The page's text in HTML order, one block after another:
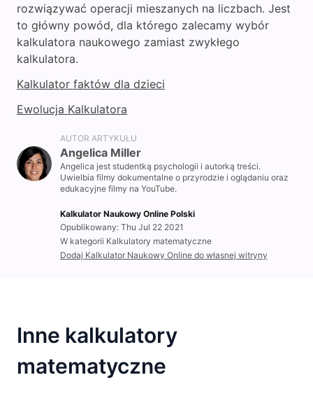
rozwiązywać operacji mieszanych na liczbach. Jest
to główny powód, dla którego zalecamy wybór
kalkulatora naukowego zamiast zwykłego
kalkulatora.
Kalkulator faktów dla dzieci
Ewolucja Kalkulatora
AUTOR ARTYKUŁU
Angelica Miller
Angelica jest studentką psychologii i autorką treści.
Uwielbia filmy dokumentalne o przyrodzie i oglądaniu oraz
edukacyjne filmy na YouTube.
Kalkulator Naukowy Online Polski
Opublikowany: Thu Jul 22 2021
W kategorii Kalkulatory matematyczne
Dodaj Kalkulator Naukowy Online do własnej witryny
Inne kalkulatory
matematyczne